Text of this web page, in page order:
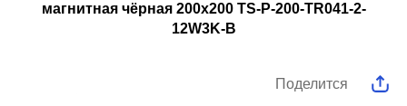
магнитная чёрная 200x200 TS-P-200-TR041-2-
12W3K-B
Поделится